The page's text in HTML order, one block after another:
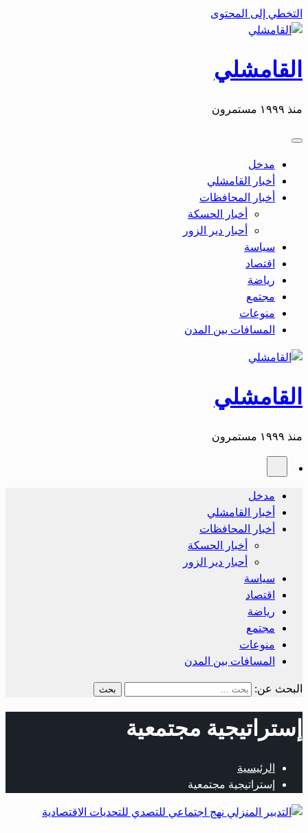
التخطي إلى المحتوى
القامشلي
منذ ١٩٩٩ مستمرون
مدخل
أخبار القامشلي
أخبار المحافظات
أخبار الحسكة
أحبار دير الزور
سياسة
اقتصاد
رياضة
مجتمع
منوعات
المسافات بين المدن
القامشلي
منذ ١٩٩٩ مستمرون
مدخل
أخبار القامشلي
أخبار المحافظات
أخبار الحسكة
أحبار دير الزور
سياسة
اقتصاد
رياضة
مجتمع
منوعات
المسافات بين المدن
البحث عن:
إستراتيجية مجتمعية
الرئيسية
إستراتيجية مجتمعية